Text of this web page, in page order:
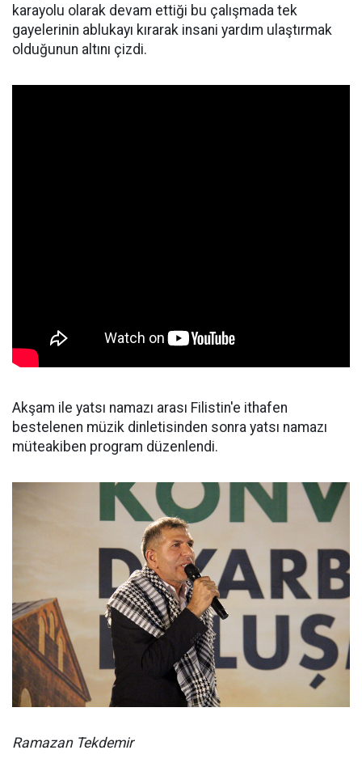
karayolu olarak devam ettiği bu çalışmada tek
gayelerinin ablukayı kırarak insani yardım ulaştırmak
olduğunun altını çizdi.
Akşam ile yatsı namazı arası Filistin'e ithafen
bestelenen müzik dinletisinden sonra yatsı namazı
müteakiben program düzenlendi.
Ramazan Tekdemir